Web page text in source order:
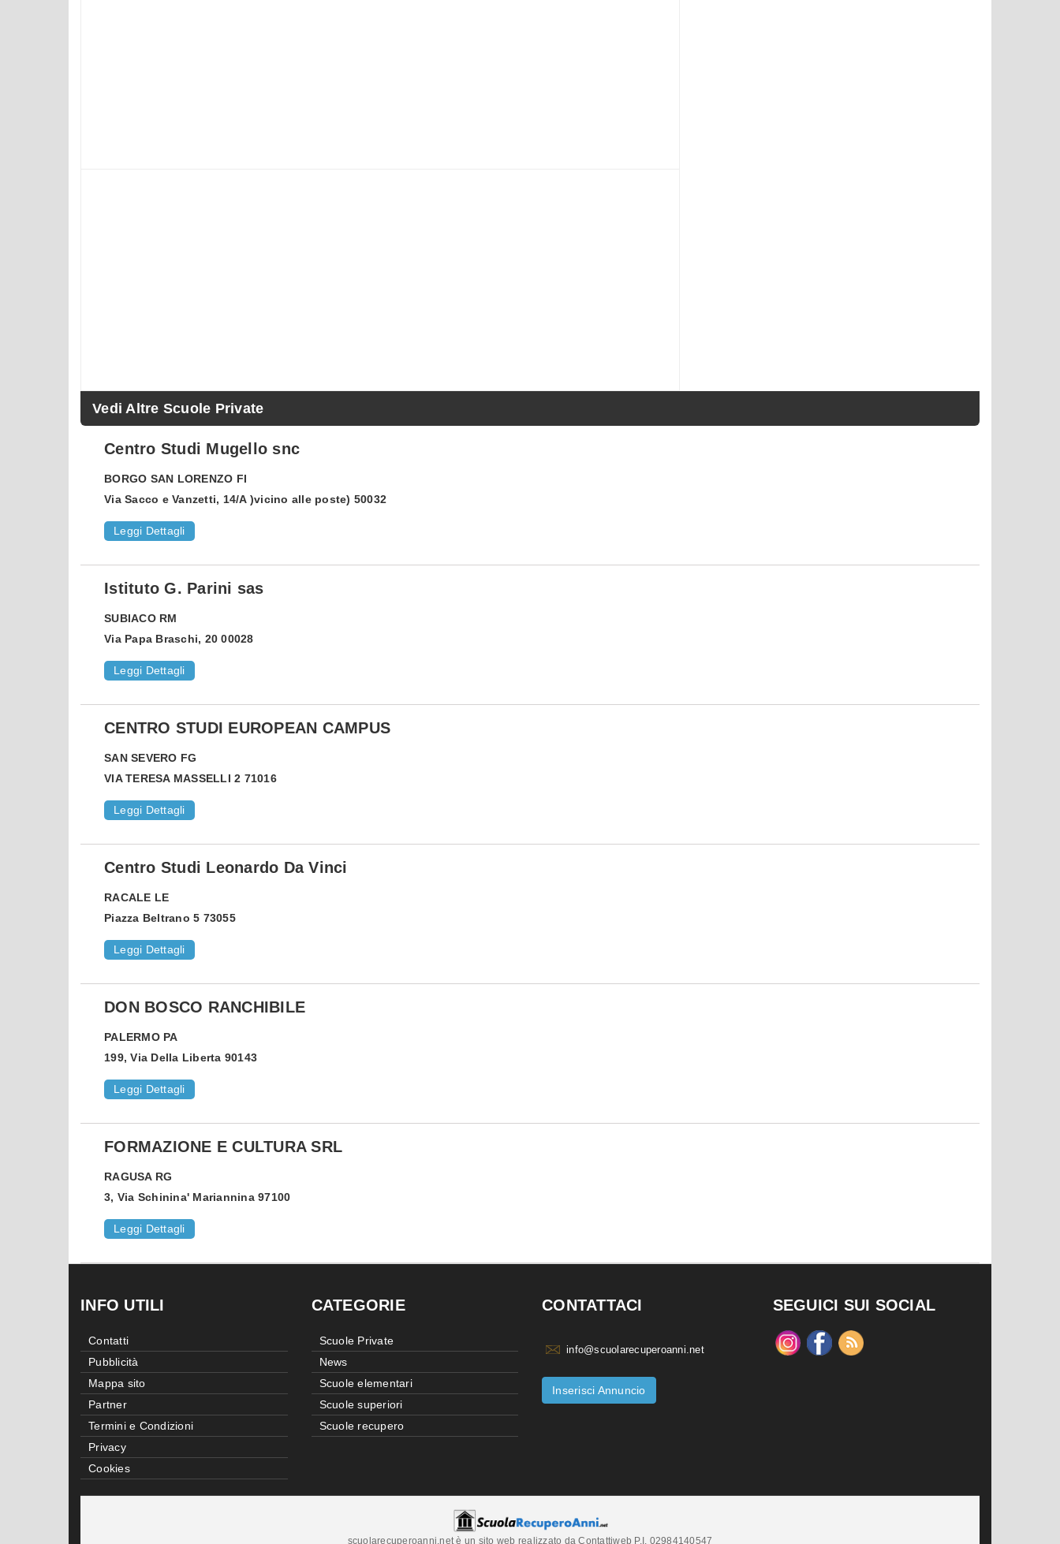
Vedi Altre Scuole Private
Centro Studi Mugello snc
BORGO SAN LORENZO FI
Via Sacco e Vanzetti, 14/A )vicino alle poste) 50032
Leggi Dettagli
Istituto G. Parini sas
SUBIACO RM
Via Papa Braschi, 20 00028
Leggi Dettagli
CENTRO STUDI EUROPEAN CAMPUS
SAN SEVERO FG
VIA TERESA MASSELLI 2 71016
Leggi Dettagli
Centro Studi Leonardo Da Vinci
RACALE LE
Piazza Beltrano 5 73055
Leggi Dettagli
DON BOSCO RANCHIBILE
PALERMO PA
199, Via Della Liberta 90143
Leggi Dettagli
FORMAZIONE E CULTURA SRL
RAGUSA RG
3, Via Schinina' Mariannina 97100
Leggi Dettagli
INFO UTILI
Contatti
Pubblicità
Mappa sito
Partner
Termini e Condizioni
Privacy
Cookies
CATEGORIE
Scuole Private
News
Scuole elementari
Scuole superiori
Scuole recupero
CONTATTACI
info@scuolarecuperoanni.net
Inserisci Annuncio
SEGUICI SUI SOCIAL
scuolarecuperoanni.net è un sito web realizzato da Contattiweb P.I. 02984140547